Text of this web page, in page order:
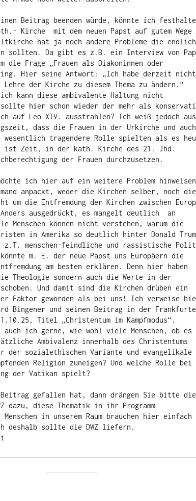
Beitrag beenden würde, könnte ich
Kirche  mit dem neuen Papst auf gutem Wege
hat ja noch andere Probleme die endlich
sollten. Da gibt es z.B. ein Interview von
die Frage „Frauen als Diakoninnen oder
Hier seine Antwort: „Ich habe derzeit nicht
der Kirche zu diesem Thema zu ändern.“
kann diese ambivalente Haltung nicht
hier schon wieder der mehr als
auf Leo XIV. ausstrahlen? Ich weiß jedoch aus
dass die Frauen in der Urkirche und auch
wesentlich tragendere Rolle spielten als es
Zeit, in der kath. Kirche des 21. Jhd.
der Frauen durchzusetzen.
ich hier auf ein weitere Problem
anpackt, weder die Kirchen selber, noch die
um die Entfremdung der Kirchen zwischen
Anders ausgedrückt, es mangelt deutlich  an
Menschen können nicht verstehen, warum die
in Amerika so deutlich hinter Donald
z.T. menschen-feindliche und rassistische
m. E. der neue Papst uns Europäern die
am besten erklären. Denn hier haben
Theologie sondern auch die Werte in der
Und damit sind die Kirchen drüben ein
Faktor geworden als bei uns! Ich verweise
Bingener und seinen Beitrag in der
Titel „Christentum im Kampfmodus“.
auch ich gerne, wie wohl viele Menschen, ob es
Ambivalenz innerhalb des Christentums
der sozialethischen Variante und evangelikale
Religion zuneigen? Und welche Rolle bei
der Vatikan spielt?
Beitrag gefallen hat, dann drängen Sie bitte die
dazu, diese Thematik in ihr Programm
Menschen in unserem Raum brauchen hier einfach
deshalb sollte die DWZ liefern.